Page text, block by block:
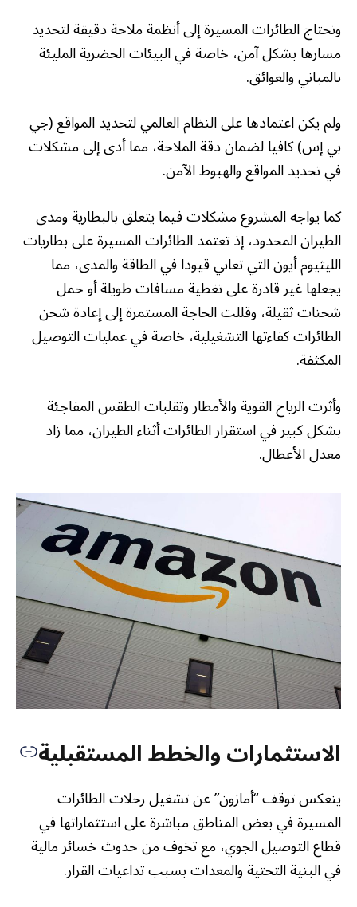
وتحتاج الطائرات المسيرة إلى أنظمة ملاحة دقيقة لتحديد
مسارها بشكل آمن، خاصة في البيئات الحضرية المليئة
بالمباني والعوائق.
ولم يكن اعتمادها على النظام العالمي لتحديد المواقع (جي
بي إس) كافيا لضمان دقة الملاحة، مما أدى إلى مشكلات
في تحديد المواقع والهبوط الآمن.
كما يواجه المشروع مشكلات فيما يتعلق بالبطارية ومدى
الطيران المحدود، إذ تعتمد الطائرات المسيرة على بطاريات
الليثيوم أيون التي تعاني قيودا في الطاقة والمدى، مما
يجعلها غير قادرة على تغطية مسافات طويلة أو حمل
شحنات ثقيلة، وقللت الحاجة المستمرة إلى إعادة شحن
الطائرات كفاءتها التشغيلية، خاصة في عمليات التوصيل
المكثفة.
وأثرت الرياح القوية والأمطار وتقلبات الطقس المفاجئة
بشكل كبير في استقرار الطائرات أثناء الطيران، مما زاد
معدل الأعطال.
الاستثمارات والخطط المستقبلية
ينعكس توقف “أمازون” عن تشغيل رحلات الطائرات
المسيرة في بعض المناطق مباشرة على استثماراتها في
قطاع التوصيل الجوي، مع تخوف من حدوث خسائر مالية
في البنية التحتية والمعدات بسبب تداعيات القرار.